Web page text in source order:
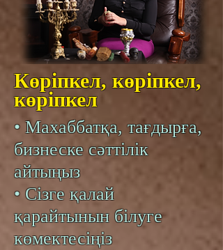
Көріпкел, көріпкел,
көріпкел
• Махаббатқа, тағдырға,
бизнеске сәттілік
айтыңыз
• Сізге қалай
қарайтынын білуге
көмектесіңіз